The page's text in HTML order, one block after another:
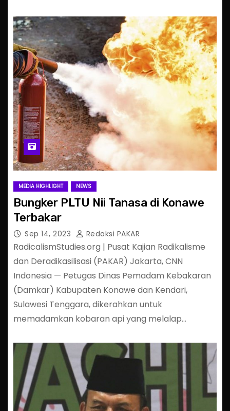
MEDIA HIGHLIGHT NEWS
Bungker PLTU Nii Tanasa di Konawe
Terbakar
Sep 14, 2023 Redaksi PAKAR
RadicalismStudies.org | Pusat Kajian Radikalisme
dan Deradikasilisasi (PAKAR) Jakarta, CNN
Indonesia — Petugas Dinas Pemadam Kebakaran
(Damkar) Kabupaten Konawe dan Kendari,
Sulawesi Tenggara, dikerahkan untuk
memadamkan kobaran api yang melalap…